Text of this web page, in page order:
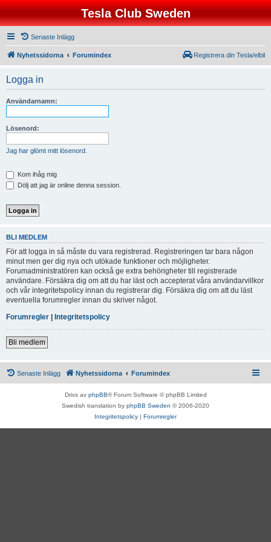
Tesla Club Sweden
Senaste Inlägg
Nyhetssidorna Forumindex Registrera din Tesla/elbil
Logga in
Användarnamn:
Lösenord:
Jag har glömt mitt lösenord.
Kom ihåg mig
Dölj att jag är online denna session.
BLI MEDLEM
För att logga in så måste du vara registrerad. Registreringen tar bara någon
minut men ger dig nya och utökade funktioner och möjligheter.
Forumadministratören kan också ge extra behörigheter till registrerade
användare. Försäkra dig om att du har läst och accepterat våra användarvillkor
och vår integritetspolicy innan du registrerar dig. Försäkra dig om att du läst
eventuella forumregler innan du skriver något.
Forumregler | Integritetspolicy
Bli medlem
Senaste Inlägg Nyhetssidorna Forumindex
Drivs av phpBB® Forum Software © phpBB Limited
Swedish translation by phpBB Sweden © 2006-2020
Integritetspolicy | Forumregler